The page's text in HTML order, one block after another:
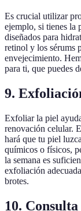
Es crucial utilizar
ejemplo, si tienes la
diseñados para
retinol y los sérums
envejecimiento.
para ti, que puedes
9.
Exfoliar la piel
renovación celular.
hará que tu piel
químicos o físicos,
la semana es
exfoliación
brotes.
10.